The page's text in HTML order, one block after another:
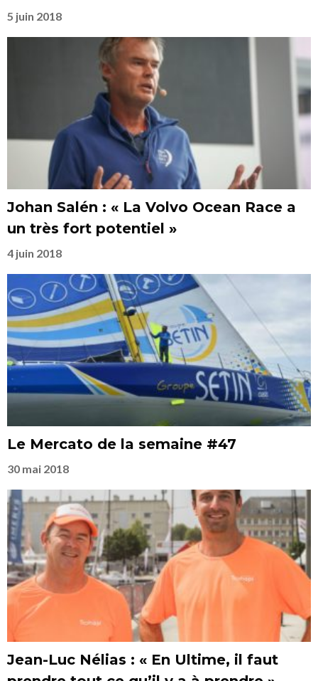
5 juin 2018
Johan Salén : « La Volvo Ocean Race a
un très fort potentiel »
4 juin 2018
Le Mercato de la semaine #47
30 mai 2018
Jean-Luc Nélias : « En Ultime, il faut